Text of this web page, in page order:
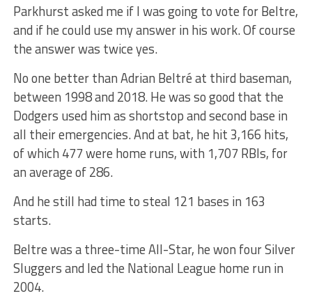
Parkhurst asked me if I was going to vote for Beltre,
and if he could use my answer in his work. Of course
the answer was twice yes.
No one better than Adrian Beltré at third baseman,
between 1998 and 2018. He was so good that the
Dodgers used him as shortstop and second base in
all their emergencies. And at bat, he hit 3,166 hits,
of which 477 were home runs, with 1,707 RBIs, for
an average of 286.
And he still had time to steal 121 bases in 163
starts.
Beltre was a three-time All-Star, he won four Silver
Sluggers and led the National League home run in
2004.